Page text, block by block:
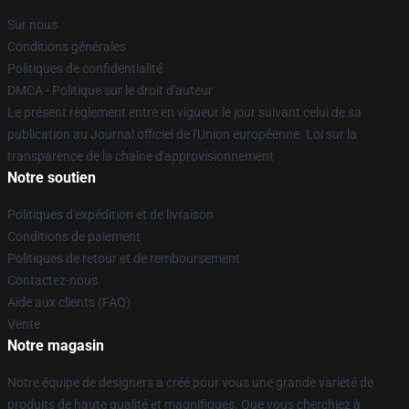
Sur nous
Conditions générales
Politiques de confidentialité
DMCA - Politique sur le droit d'auteur
Le présent règlement entre en vigueur le jour suivant celui de sa
publication au Journal officiel de l'Union européenne. Loi sur la
transparence de la chaîne d'approvisionnement
Notre soutien
Politiques d'expédition et de livraison
Conditions de paiement
Politiques de retour et de remboursement
Contactez-nous
Aide aux clients (FAQ)
Vente
Notre magasin
Notre équipe de designers a créé pour vous une grande variété de
produits de haute qualité et magnifiques. Que vous cherchiez à